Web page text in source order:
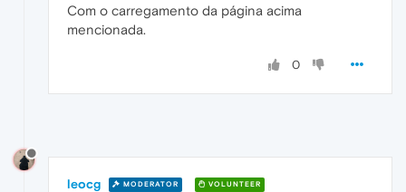
Com o carregamento da página acima
mencionada.
0
leocg MODERATOR VOLUNTEER